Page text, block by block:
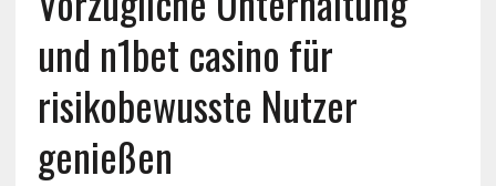
und n1bet casino für
risikobewusste Nutzer
genießen